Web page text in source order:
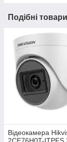
Подібні
Відеокамера